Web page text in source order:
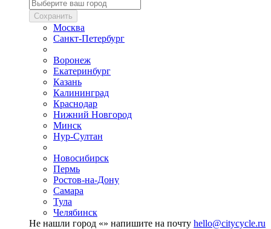
Сохранить
Москва
Санкт-Петербург
Воронеж
Екатеринбург
Казань
Калининград
Краснодар
Нижний Новгород
Минск
Нур-Султан
Новосибирск
Пермь
Ростов-на-Дону
Самара
Тула
Челябинск
Не нашли город «» напишите на почту hello@citycycle.ru